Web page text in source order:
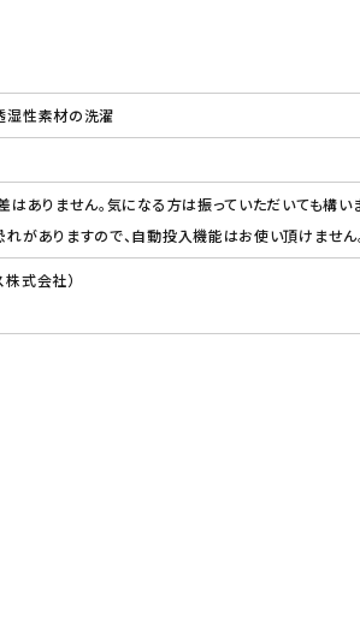
湿性素材の洗濯
ありません。気になる方は振っていただいても構い
がありますので、自動投入機能はお使い頂けません
式会社）